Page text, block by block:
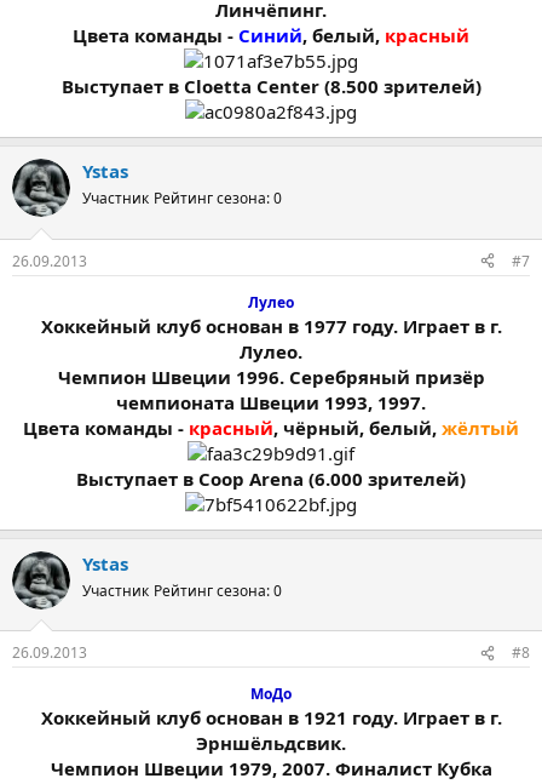
Линчёпинг.
Цвета команды - Синий, белый, красный
Выступает в Cloetta Center (8.500 зрителей)
Ystas
Участник Рейтинг сезона: 0
26.09.2013
#7
Лулео
Хоккейный клуб основан в 1977 году. Играет в г.
Лулео.
Чемпион Швеции 1996. Серебряный призёр
чемпионата Швеции 1993, 1997.
Цвета команды - красный, чёрный, белый, жёлтый
Выступает в Coop Arena (6.000 зрителей)
Ystas
Участник Рейтинг сезона: 0
26.09.2013
#8
МоДо
Хоккейный клуб основан в 1921 году. Играет в г.
Эрншёльдсвик.
Чемпион Швеции 1979, 2007. Финалист Кубка